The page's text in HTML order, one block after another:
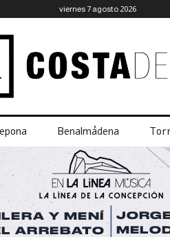
viernes 7 agosto 2026
Benalmádena